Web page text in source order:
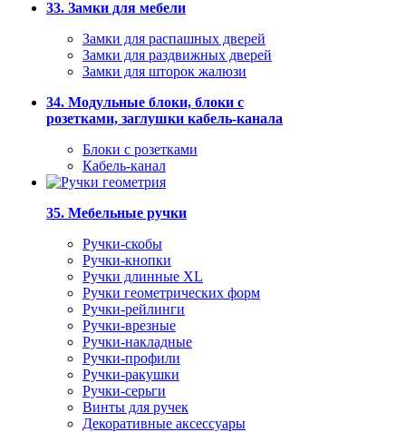
33. Замки для мебели
Замки для распашных дверей
Замки для раздвижных дверей
Замки для шторок жалюзи
34. Модульные блоки, блоки с
розетками, заглушки кабель-канала
Блоки с розетками
Кабель-канал
35. Мебельные ручки
Ручки-скобы
Ручки-кнопки
Ручки длинные XL
Ручки геометрических форм
Ручки-рейлинги
Ручки-врезные
Ручки-накладные
Ручки-профили
Ручки-ракушки
Ручки-серьги
Винты для ручек
Декоративные аксессуары